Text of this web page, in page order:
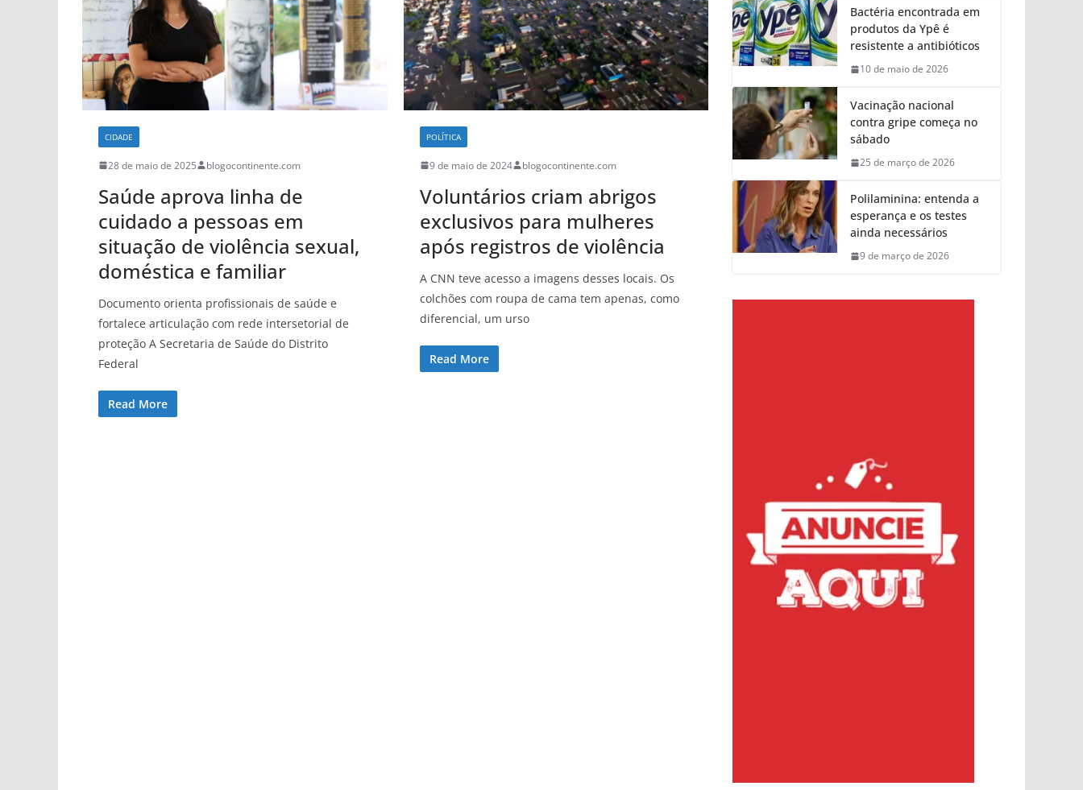
CIDADE
28 de maio de 2025 blogocontinente.com
Saúde aprova linha de
cuidado a pessoas em
situação de violência sexual,
doméstica e familiar
Documento orienta profissionais de saúde e
fortalece articulação com rede intersetorial de
proteção A Secretaria de Saúde do Distrito
Federal
Read More
POLÍTICA
9 de maio de 2024 blogocontinente.com
Voluntários criam abrigos
exclusivos para mulheres
após registros de violência
A CNN teve acesso a imagens desses locais. Os
colchões com roupa de cama tem apenas, como
diferencial, um urso
Read More
Bactéria encontrada em
produtos da Ypê é
resistente a antibióticos
10 de maio de 2026
Vacinação nacional
contra gripe começa no
sábado
25 de março de 2026
Polilaminina: entenda a
esperança e os testes
ainda necessários
9 de março de 2026